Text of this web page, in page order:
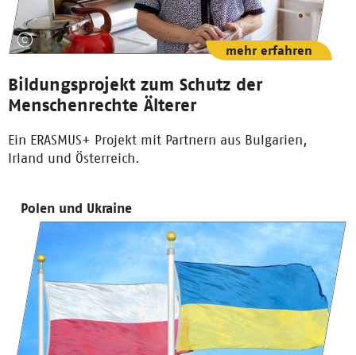
Bildungsprojekt zum Schutz der
Menschenrechte Älterer
Ein ERASMUS+ Projekt mit Partnern aus Bulgarien,
Irland und Österreich.
mehr erfahren
Polen und Ukraine